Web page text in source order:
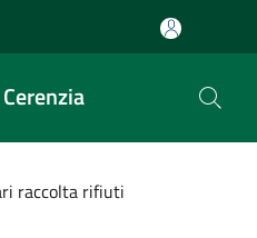
raccolta rifiuti